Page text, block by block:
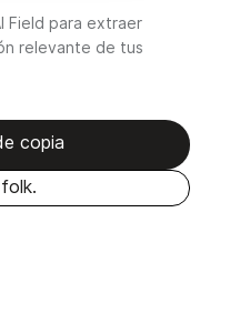
Field para extraer
relevante de tus
copia